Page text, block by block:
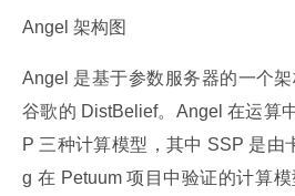
Angel 架构图
Angel 是基于参数服务器的一个
谷歌的 DistBelief。Angel 在运算
P 三种计算模型，其中 SSP 是由
g 在 Petuum 项目中验证的计算